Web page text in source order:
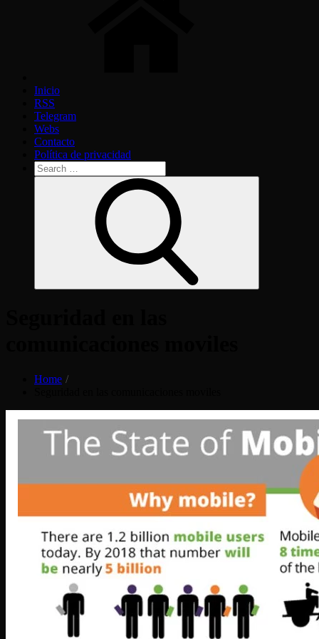
Inicio
RSS
Telegram
Webs
Contacto
Política de privacidad
Search
for:
Home